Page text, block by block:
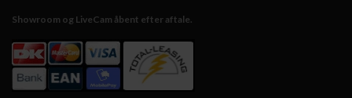
Showroom og LiveCam åbent efter aftale.